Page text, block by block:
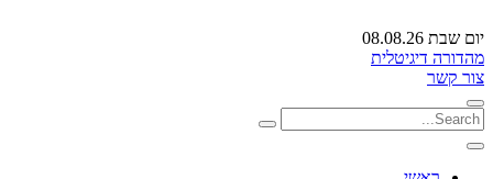
יום שבת 08.08.26
מהדורה דיגיטלית
צור קשר